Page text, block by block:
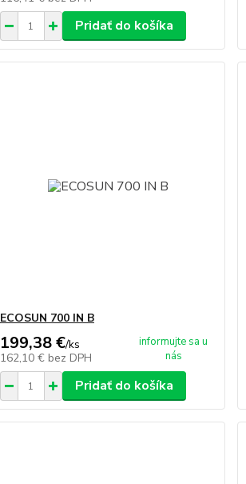
Pridať do košíka
ECOSUN 700 IN B
199,38 €/ks
162,10 € bez DPH
informujte sa u
nás
Pridať do košíka